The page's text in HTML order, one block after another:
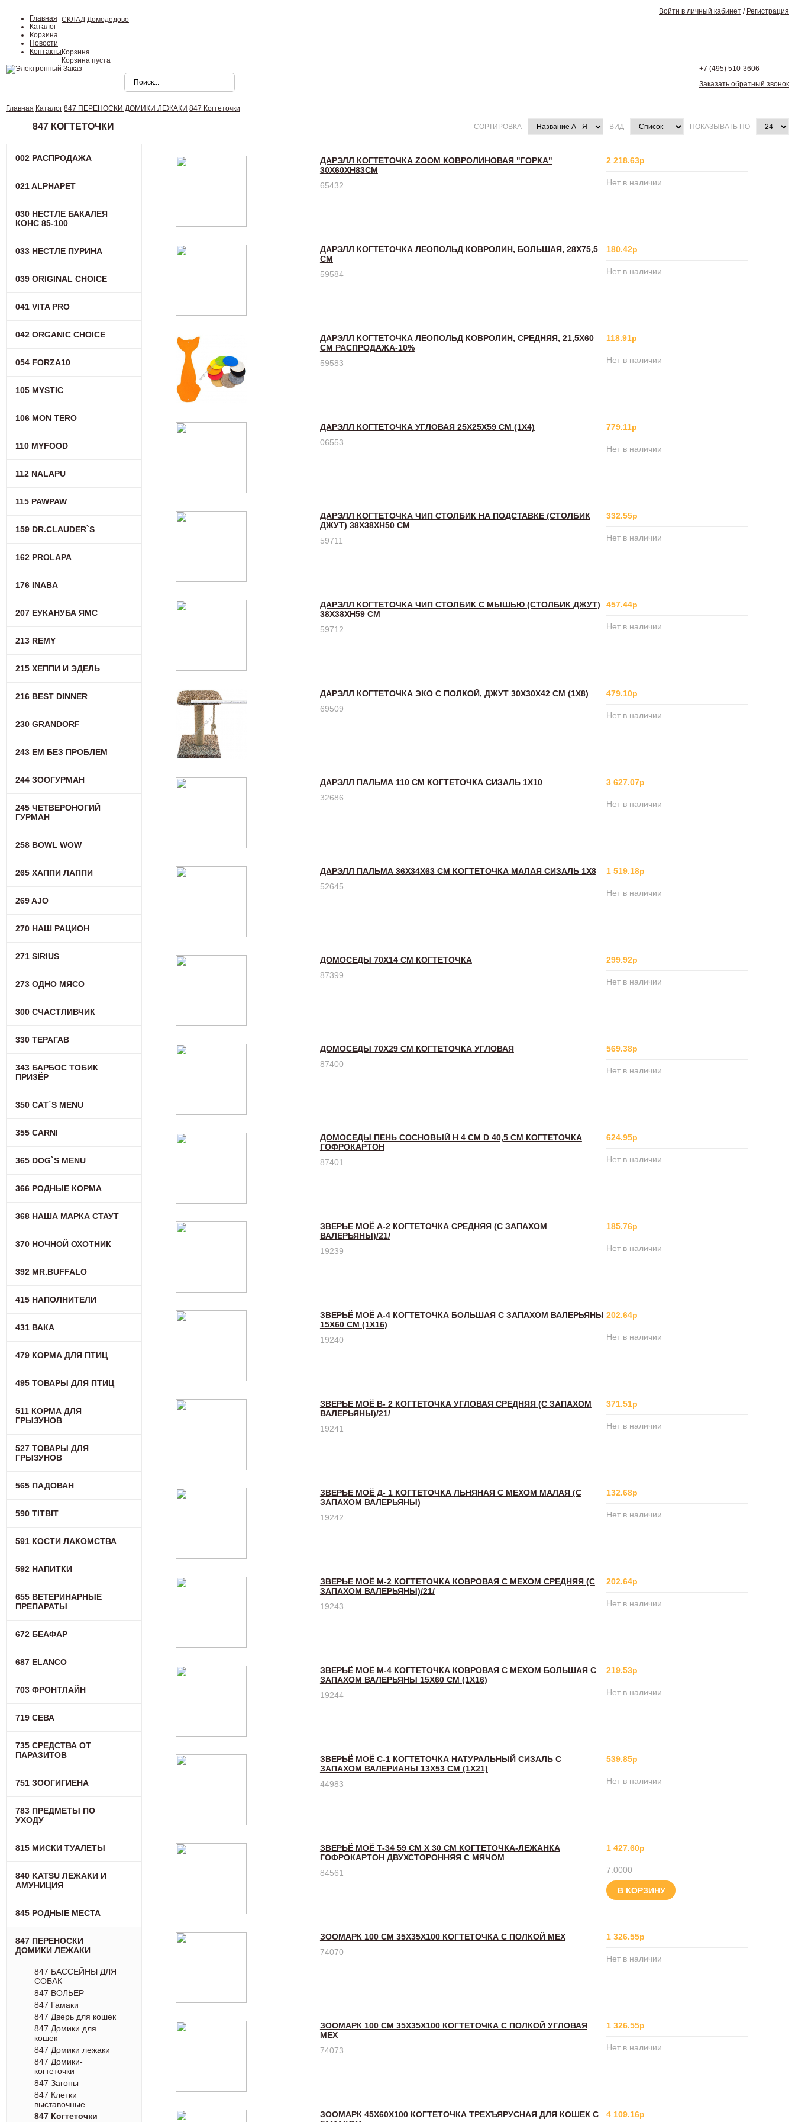
Главная
Каталог
Корзина
Новости
Контакты
Войти в личный кабинет / Регистрация
СКЛАД Домодедово
Корзина
Корзина пуста
+7 (495) 510-3606
Заказать обратный звонок
Главная Каталог 847 ПЕРЕНОСКИ ДОМИКИ ЛЕЖАКИ 847 Когтеточки
847 КОГТЕТОЧКИ СОРТИРОВКА ВИД ПОКАЗЫВАТЬ ПО
002 РАСПРОДАЖА
021 ALPHAPET
030 НЕСТЛЕ БАКАЛЕЯ
КОНC 85-100
033 НЕСТЛЕ ПУРИНА
039 ORIGINAL CHOICE
041 VITA PRO
042 ORGANIC CHOICE
054 FORZA10
105 MYSTIC
106 MON TERO
110 MYFOOD
112 NALAPU
115 PAWPAW
159 DR.CLAUDER`S
162 PROLAPA
176 INABA
207 ЕУКАНУБА ЯМС
213 REMY
215 ХЕППИ И ЭДЕЛЬ
216 BEST DINNER
230 GRANDORF
243 ЕМ БЕЗ ПРОБЛЕМ
244 ЗООГУРМАН
245 ЧЕТВЕРОНОГИЙ
ГУРМАН
258 BOWL WOW
265 ХАППИ ЛАППИ
269 AJO
270 НАШ РАЦИОН
271 SIRIUS
273 ОДНО МЯСО
300 СЧАСТЛИВЧИК
330 ТЕРАГАВ
343 БАРБОС ТОБИК
ПРИЗЁР
350 CAT`S MENU
355 CARNI
365 DOG`S MENU
366 РОДНЫЕ КОРМА
368 НАША МАРКА СТАУТ
370 НОЧНОЙ ОХОТНИК
392 MR.BUFFALO
415 НАПОЛНИТЕЛИ
431 ВАКА
479 КОРМА ДЛЯ ПТИЦ
495 ТОВАРЫ ДЛЯ ПТИЦ
511 КОРМА ДЛЯ
ГРЫЗУНОВ
527 ТОВАРЫ ДЛЯ
ГРЫЗУНОВ
565 ПАДОВАН
590 TITBIT
591 КОСТИ ЛАКОМСТВА
592 НАПИТКИ
655 ВЕТЕРИНАРНЫЕ
ПРЕПАРАТЫ
672 БЕАФАР
687 ELANCO
703 ФРОНТЛАЙН
719 СЕВА
735 СРЕДСТВА ОТ
ПАРАЗИТОВ
751 ЗООГИГИЕНА
783 ПРЕДМЕТЫ ПО
УХОДУ
815 МИСКИ ТУАЛЕТЫ
840 KATSU ЛЕЖАКИ И
АМУНИЦИЯ
845 РОДНЫЕ МЕСТА
847 ПЕРЕНОСКИ
ДОМИКИ ЛЕЖАКИ
847 БАССЕЙНЫ ДЛЯ
СОБАК
847 ВОЛЬЕР
847 Гамаки
847 Дверь для кошек
847 Домики для
кошек
847 Домики лежаки
847 Домики-
когтеточки
847 Загоны
847 Клетки
выставочные
847 Когтеточки
ДАРЭЛЛ КОГТЕТОЧКА ZOOM КОВРОЛИНОВАЯ "ГОРКА"
30Х60ХH83СМ
65432
2 218.63р
Нет в наличии
ДАРЭЛЛ КОГТЕТОЧКА ЛЕОПОЛЬД КОВРОЛИН, БОЛЬШАЯ, 28Х75,5
СМ
59584
180.42р
Нет в наличии
ДАРЭЛЛ КОГТЕТОЧКА ЛЕОПОЛЬД КОВРОЛИН, СРЕДНЯЯ, 21,5Х60
СМ РАСПРОДАЖА-10%
59583
118.91р
Нет в наличии
ДАРЭЛЛ КОГТЕТОЧКА УГЛОВАЯ 25Х25Х59 СМ (1Х4)
06553
779.11р
Нет в наличии
ДАРЭЛЛ КОГТЕТОЧКА ЧИП СТОЛБИК НА ПОДСТАВКЕ (СТОЛБИК
ДЖУТ) 38Х38ХH50 СМ
59711
332.55р
Нет в наличии
ДАРЭЛЛ КОГТЕТОЧКА ЧИП СТОЛБИК С МЫШЬЮ (СТОЛБИК ДЖУТ)
38Х38ХH59 СМ
59712
457.44р
Нет в наличии
ДАРЭЛЛ КОГТЕТОЧКА ЭКО С ПОЛКОЙ, ДЖУТ 30Х30Х42 СМ (1Х8)
69509
479.10р
Нет в наличии
ДАРЭЛЛ ПАЛЬМА 110 СМ КОГТЕТОЧКА СИЗАЛЬ 1Х10
32686
3 627.07р
Нет в наличии
ДАРЭЛЛ ПАЛЬМА 36Х34Х63 СМ КОГТЕТОЧКА МАЛАЯ СИЗАЛЬ 1Х8
52645
1 519.18р
Нет в наличии
ДОМОСЕДЫ 70Х14 СМ КОГТЕТОЧКА
87399
299.92р
Нет в наличии
ДОМОСЕДЫ 70Х29 СМ КОГТЕТОЧКА УГЛОВАЯ
87400
569.38р
Нет в наличии
ДОМОСЕДЫ ПЕНЬ СОСНОВЫЙ H 4 СМ D 40,5 СМ КОГТЕТОЧКА
ГОФРОКАРТОН
87401
624.95р
Нет в наличии
ЗВЕРЬЕ МОЁ А-2 КОГТЕТОЧКА СРЕДНЯЯ (С ЗАПАХОМ
ВАЛЕРЬЯНЫ)/21/
19239
185.76р
Нет в наличии
ЗВЕРЬЁ МОЁ А-4 КОГТЕТОЧКА БОЛЬШАЯ С ЗАПАХОМ ВАЛЕРЬЯНЫ
15Х60 СМ (1Х16)
19240
202.64р
Нет в наличии
ЗВЕРЬЕ МОЁ В- 2 КОГТЕТОЧКА УГЛОВАЯ СРЕДНЯЯ (С ЗАПАХОМ
ВАЛЕРЬЯНЫ)/21/
19241
371.51р
Нет в наличии
ЗВЕРЬЕ МОЁ Д- 1 КОГТЕТОЧКА ЛЬНЯНАЯ С МЕХОМ МАЛАЯ (С
ЗАПАХОМ ВАЛЕРЬЯНЫ)
19242
132.68р
Нет в наличии
ЗВЕРЬЕ МОЁ М-2 КОГТЕТОЧКА КОВРОВАЯ С МЕХОМ СРЕДНЯЯ (С
ЗАПАХОМ ВАЛЕРЬЯНЫ)/21/
19243
202.64р
Нет в наличии
ЗВЕРЬЁ МОЁ М-4 КОГТЕТОЧКА КОВРОВАЯ С МЕХОМ БОЛЬШАЯ С
ЗАПАХОМ ВАЛЕРЬЯНЫ 15Х60 СМ (1Х16)
19244
219.53р
Нет в наличии
ЗВЕРЬЁ МОЁ С-1 КОГТЕТОЧКА НАТУРАЛЬНЫЙ СИЗАЛЬ С
ЗАПАХОМ ВАЛЕРИАНЫ 13Х53 СМ (1Х21)
44983
539.85р
Нет в наличии
ЗВЕРЬЁ МОЁ Т-34 59 СМ Х 30 СМ КОГТЕТОЧКА-ЛЕЖАНКА
ГОФРОКАРТОН ДВУХСТОРОННЯЯ С МЯЧОМ
84561
1 427.60р
7.0000
В КОРЗИНУ
ЗООМАРК 100 СМ 35Х35Х100 КОГТЕТОЧКА С ПОЛКОЙ МЕХ
74070
1 326.55р
Нет в наличии
ЗООМАРК 100 СМ 35Х35Х100 КОГТЕТОЧКА С ПОЛКОЙ УГЛОВАЯ
МЕХ
74073
1 326.55р
Нет в наличии
ЗООМАРК 45Х60Х100 КОГТЕТОЧКА ТРЕХЪЯРУСНАЯ ДЛЯ КОШЕК С
4 109.16р